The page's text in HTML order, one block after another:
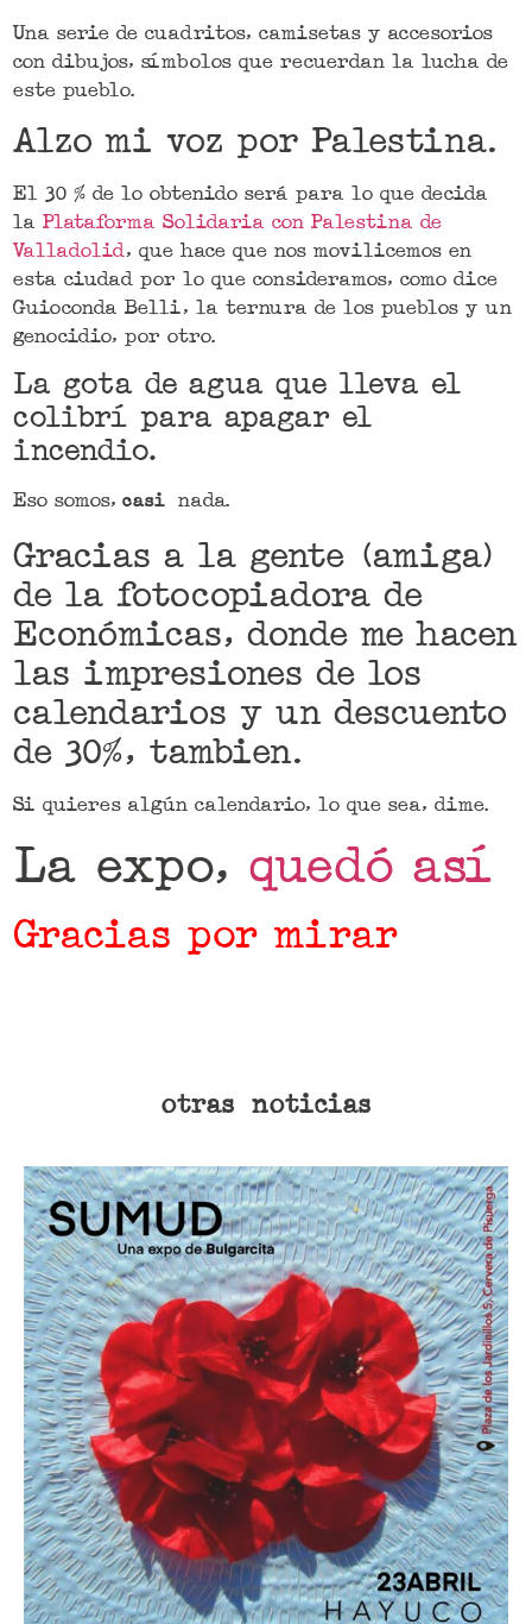
Una serie de cuadritos, camisetas y accesorios
con dibujos, símbolos que recuerdan la lucha de
este pueblo.
Alzo mi voz por Palestina.
El 30 % de lo obtenido será para lo que decida
la Plataforma Solidaria con Palestina de
Valladolid , que hace que nos movilicemos en
esta ciudad por lo que consideramos, como dice
Guioconda Belli, la ternura de los pueblos y un
genocidio, por otro.
La gota de agua que lleva el
colibrí para apagar el
incendio.
Eso somos, casi nada.
Gracias a la gente (amiga)
de la fotocopiadora de
Económicas, donde me hacen
las impresiones de los
calendarios y un descuento
de 30%, tambien.
Si quieres algún calendario, lo que sea, dime.
La expo, quedó así
Gracias por mirar
otras noticias